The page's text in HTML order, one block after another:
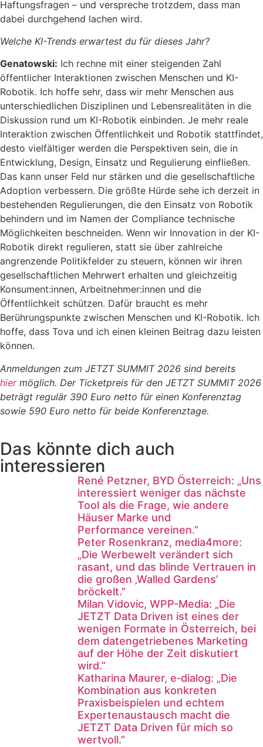
Haftungsfragen – und verspreche trotzdem, dass man
dabei durchgehend lachen wird.
Welche KI-Trends erwartest du für dieses Jahr?
Genatowski: Ich rechne mit einer steigenden Zahl
öffentlicher Interaktionen zwischen Menschen und KI-
Robotik. Ich hoffe sehr, dass wir mehr Menschen aus
unterschiedlichen Disziplinen und Lebensrealitäten in die
Diskussion rund um KI-Robotik einbinden. Je mehr reale
Interaktion zwischen Öffentlichkeit und Robotik stattfindet,
desto vielfältiger werden die Perspektiven sein, die in
Entwicklung, Design, Einsatz und Regulierung einfließen.
Das kann unser Feld nur stärken und die gesellschaftliche
Adoption verbessern. Die größte Hürde sehe ich derzeit in
bestehenden Regulierungen, die den Einsatz von Robotik
behindern und im Namen der Compliance technische
Möglichkeiten beschneiden. Wenn wir Innovation in der KI-
Robotik direkt regulieren, statt sie über zahlreiche
angrenzende Politikfelder zu steuern, können wir ihren
gesellschaftlichen Mehrwert erhalten und gleichzeitig
Konsument:innen, Arbeitnehmer:innen und die
Öffentlichkeit schützen. Dafür braucht es mehr
Berührungspunkte zwischen Menschen und KI-Robotik. Ich
hoffe, dass Tova und ich einen kleinen Beitrag dazu leisten
können.
Anmeldungen zum JETZT SUMMIT 2026 sind bereits
hiermöglich. Der Ticketpreis für den JETZT SUMMIT 2026
beträgt regulär 390 Euro netto für einen Konferenztag
sowie 590 Euro netto für beide Konferenztage.
Das könnte dich auch
interessieren
René Petzner, BYD Österreich: „Uns
interessiert weniger das nächste
Tool als die Frage, wie andere
Häuser Marke und
Performance vereinen.”
Peter Rosenkranz, media4more:
„Die Werbewelt verändert sich
rasant, und das blinde Vertrauen in
die großen ‚Walled Gardens’
bröckelt.”
Milan Vidovic, WPP-Media: „Die
JETZT Data Driven ist eines der
wenigen Formate in Österreich, bei
dem datengetriebenes Marketing
auf der Höhe der Zeit diskutiert
wird.”
Katharina Maurer, e‑dialog: „Die
Kombination aus konkreten
Praxisbeispielen und echtem
Expertenaustausch macht die
JETZT Data Driven für mich so
wertvoll.”